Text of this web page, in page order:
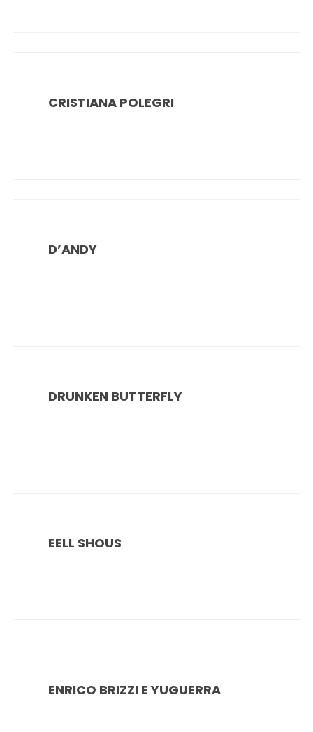
CRISTIANA POLEGRI
D’ANDY
DRUNKEN BUTTERFLY
EELL SHOUS
ENRICO BRIZZI E YUGUERRA